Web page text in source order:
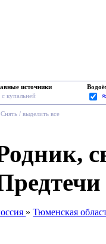
источники
с купальней
Cнять / выделить все
»Тюменская